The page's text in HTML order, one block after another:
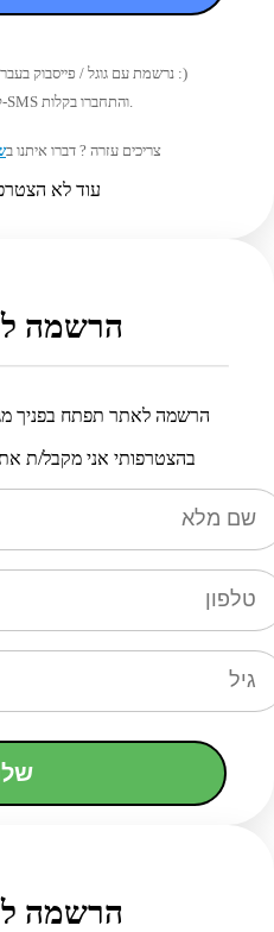
נרשמת עם גוגל / פייסבוק בעבר? מעכשיו מתחברים עם טלפון :)
קבלו סיסמה חדשה ב-SMS והתחברו בקלות.
צריכים עזרה ? דברו איתנו ב
עוד לא
הרשמה
הרשמה לאתר תפתח בפניך
בהצטרפותי אני מקבל/ת
הרשמה